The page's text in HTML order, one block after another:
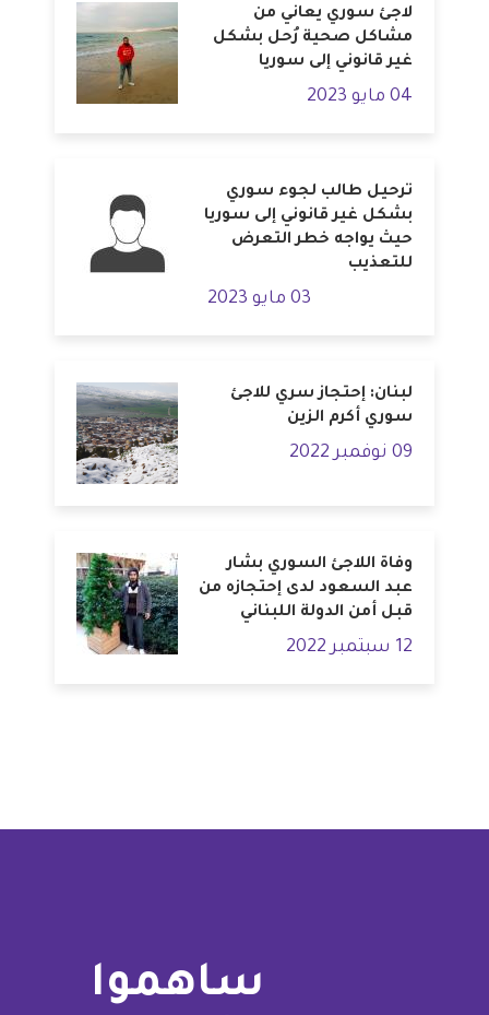
لاجئ سوري يعاني من
مشاكل صحية رُحل بشكل
غير قانوني إلى سوريا
04 مايو 2023
ترحيل طالب لجوء سوري
بشكل غير قانوني إلى سوريا
حيث يواجه خطر التعرض
للتعذيب
03 مايو 2023
لبنان: إحتجاز سري للاجئ
سوري أكرم الزين
09 نوفمبر 2022
وفاة اللاجئ السوري بشار
عبد السعود لدى إحتجازه من
قبل أمن الدولة اللبناني
12 سبتمبر 2022
ساهموا